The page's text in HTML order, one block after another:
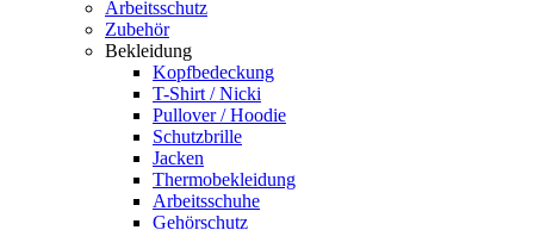
Arbeitsschutz
Zubehör
Bekleidung
Kopfbedeckung
T-Shirt / Nicki
Pullover / Hoodie
Schutzbrille
Jacken
Thermobekleidung
Arbeitsschuhe
Gehörschutz